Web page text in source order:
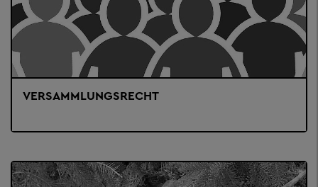
VERSAMMLUNGSRECHT